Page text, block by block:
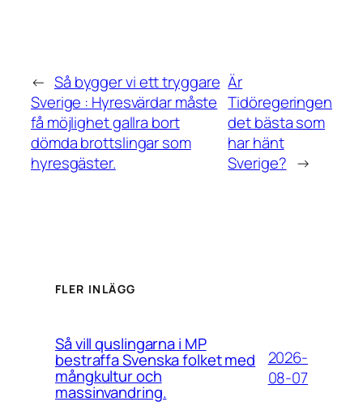
← Så bygger vi ett tryggare
Sverige : Hyresvärdar måste
få möjlighet gallra bort
dömda brottslingar som
hyresgäster.
Är
Tidöregeringen
det bästa som
har hänt
Sverige? →
FLER INLÄGG
Så vill quslingarna i MP
bestraffa Svenska folket med
mångkultur och
massinvandring.
2026-
08-07